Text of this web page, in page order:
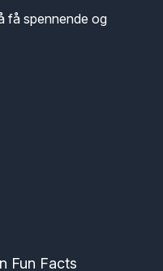
få spennende og
Fun Facts